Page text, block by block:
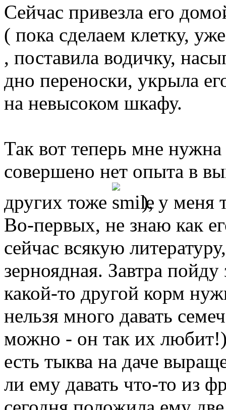
Сейчас привезла его
( пока сделаем клетку,
, поставила водичку,
дно переноски, укрыла
на невысоком шкафу.
Так вот теперь мне
совершено нет опыта в
других тоже
), у меня
Во-первых, не знаю как
сейчас всякую
зерноядная. Завтра
какой-то другой корм
нельзя много давать
можно - он так их
есть тыква на даче
ли ему давать что-то из